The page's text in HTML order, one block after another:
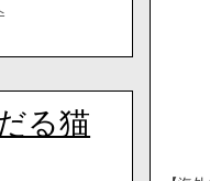
る猫